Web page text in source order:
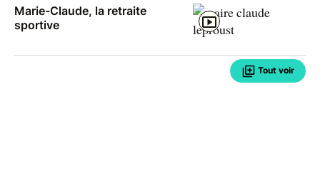
Marie-Claude, la retraite
sportive
Tout voir